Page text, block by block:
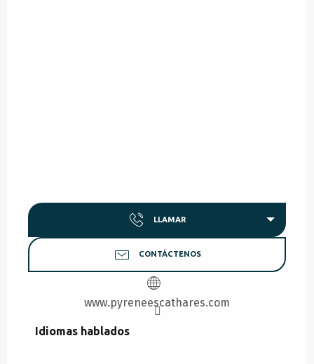
LLAMAR
CONTÁCTENOS
www.pyreneescathares.com
Idiomas hablados
Idiomas hablados